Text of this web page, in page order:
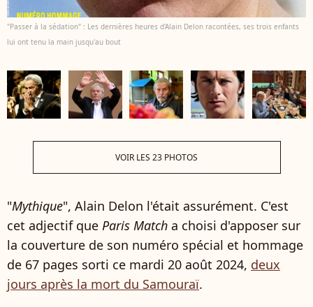
"Passer à la sédation" : Les dernières heures d'Alain Delon racontées, ses trois enfants
lui ont tenu la main jusqu'au bout
VOIR LES 23 PHOTOS
"Mythique", Alain Delon l'était assurément. C'est
cet adjectif que Paris Match a choisi d'apposer sur
la couverture de son numéro spécial et hommage
de 67 pages sorti ce mardi 20 août 2024, deux
jours après la mort du Samouraï.